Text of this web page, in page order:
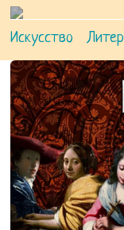
Искусство